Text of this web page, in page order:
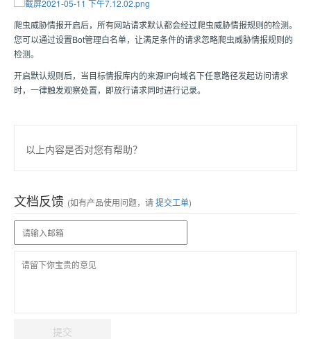
爬虫威胁情报开启后，所有网站请求默认都会经过爬虫威胁情报规则的检测。
您可以通过设置Bot管理白名单，让满足条件的请求忽略爬虫威胁情报规则的
检测。
开启默认规则后，当目标情报库内的来源IP向域名下任意路径发起访问请求
时，一律触发观察处置，即放行请求同时进行记录。
以上内容是否对您有帮助？
文档反馈 (如有产品使用问题，请提交工单)
提交